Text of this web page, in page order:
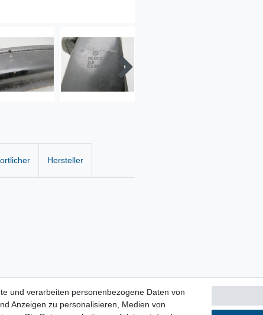
Hersteller
und verarbeiten personenbezogene Daten von
Anzeigen zu personalisieren, Medien von